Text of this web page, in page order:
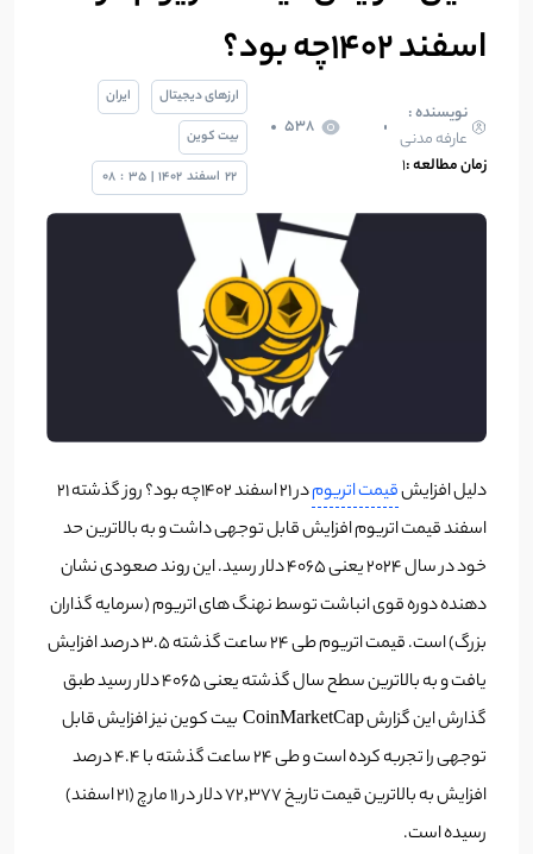
اسفند ۱۴۰۲چه بود؟
نویسنده :
عارفه مدنی
538
زمان مطالعه :۱
ارزهای دیجیتال
ایران
بیت کوین
22 اسفند 1402
|
35
:
08
دلیل افزایشقیمت اتریوم
در ۲۱ اسفند ۱۴۰۲چه بود؟ روز گذشته ۲۱
اسفند قیمت اتریوم افزایش قابل توجهی داشت و به بالاترین حد
خود در سال ۲۰۲۴ یعنی ۴۰۶۵ دلار رسید. این روند صعودی نشان
دهنده دوره قوی انباشت توسط نهنگ های اتریوم (سرمایه گذاران
بزرگ) است. قیمت اتریوم طی ۲۴ ساعت گذشته ۳.۵ درصد افزایش
یافت و به بالاترین سطح سال گذشته یعنی ۴۰۶۵ دلار رسید طبق
گذارش این گزارش CoinMarketCap بیت کوین نیز افزایش قابل
توجهی را تجربه کرده است و طی ۲۴ ساعت گذشته با ۴.۴ درصد
افزایش به بالاترین قیمت تاریخ ۷۲,۳۷۷ دلار در 11 مارچ (21 اسفند)
رسیده است.